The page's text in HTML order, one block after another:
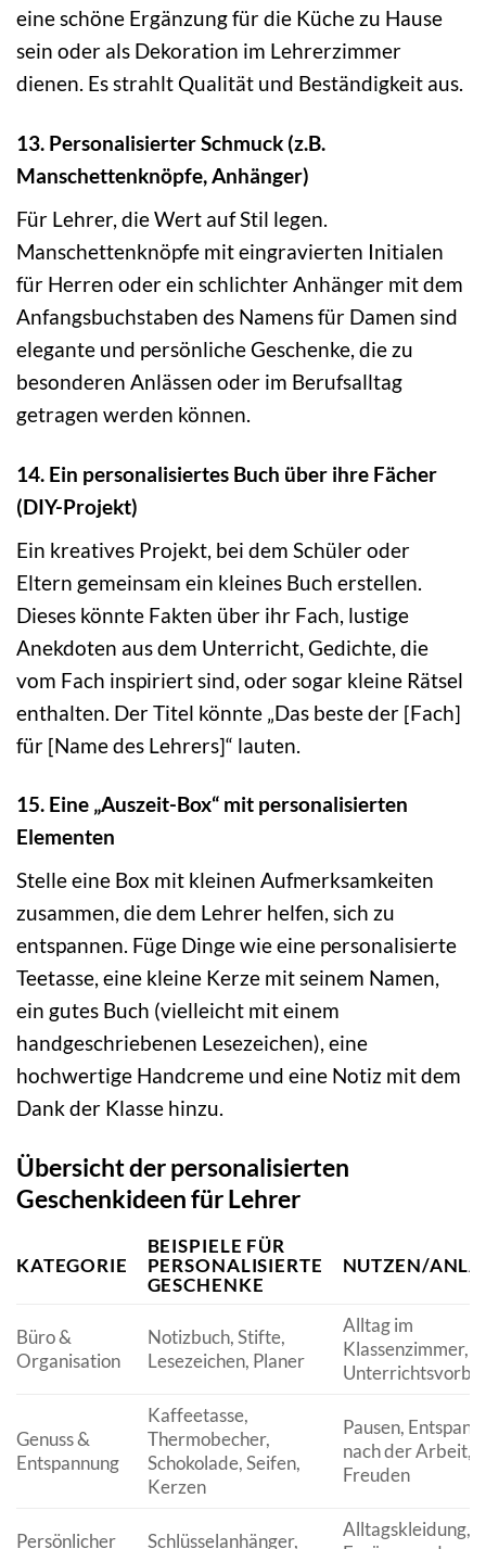
eine schöne Ergänzung für die Küche zu Hause
sein oder als Dekoration im Lehrerzimmer
dienen. Es strahlt Qualität und Beständigkeit aus.
13. Personalisierter Schmuck (z.B.
Manschettenknöpfe, Anhänger)
Für Lehrer, die Wert auf Stil legen.
Manschettenknöpfe mit eingravierten Initialen
für Herren oder ein schlichter Anhänger mit dem
Anfangsbuchstaben des Namens für Damen sind
elegante und persönliche Geschenke, die zu
besonderen Anlässen oder im Berufsalltag
getragen werden können.
14. Ein personalisiertes Buch über ihre Fächer
(DIY-Projekt)
Ein kreatives Projekt, bei dem Schüler oder
Eltern gemeinsam ein kleines Buch erstellen.
Dieses könnte Fakten über ihr Fach, lustige
Anekdoten aus dem Unterricht, Gedichte, die
vom Fach inspiriert sind, oder sogar kleine Rätsel
enthalten. Der Titel könnte „Das beste der [Fach]
für [Name des Lehrers]“ lauten.
15. Eine „Auszeit-Box“ mit personalisierten
Elementen
Stelle eine Box mit kleinen Aufmerksamkeiten
zusammen, die dem Lehrer helfen, sich zu
entspannen. Füge Dinge wie eine personalisierte
Teetasse, eine kleine Kerze mit seinem Namen,
ein gutes Buch (vielleicht mit einem
handgeschriebenen Lesezeichen), eine
hochwertige Handcreme und eine Notiz mit dem
Dank der Klasse hinzu.
Übersicht der personalisierten
Geschenkideen für Lehrer
KATEGORIE
BEISPIELE FÜR
PERSONALISIERTE
GESCHENKE
NUTZEN/
Büro &
Organisation
Notizbuch, Stifte,
Lesezeichen, Planer
Alltag im
Klassenzimmer,
Genuss &
Entspannung
Kaffeetasse,
Thermobecher,
Schokolade, Seifen,
Kerzen
Pausen,
nach der Arbeit,
Freuden
Persönlicher Schlüsselanhänger,
Alltagskleidung,